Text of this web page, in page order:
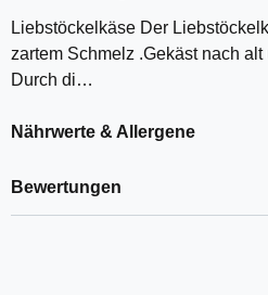
Liebstöckelkäse Der
zartem Schmelz .Gekäst nach
Durch di…
Nährwerte & Allergene
Bewertungen